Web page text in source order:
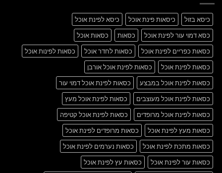
כיסא בזול כיסאות פינת אוכל
כיסא לפינת אוכל
כסא דמוי עור לפינת אוכל
כסאות
כסאות אוכל
כסאות כפריים לפינת אוכל
כסאות לחדר אוכל
כסאות לפינות אוכל
כסאות לפינת אוכל
כסאות לפינת אוכל אורבן
כסאות לפינת אוכל במבצע
כסאות לפינת אוכל דמוי עור
כסאות לפינת אוכל מעוצבים
כסאות לפינת אוכל מעץ
כסאות לפינת אוכל מרופדים
כסאות לפינת אוכל קטיפה
כסאות מעץ לפינת אוכל
כסאות מרופדים לפינת אוכל
כסאות מתכת לפינת אוכל
כסאות נערמים לפינת אוכל
כסאות עור לפינת אוכל
כסאות עץ לפינת אוכל